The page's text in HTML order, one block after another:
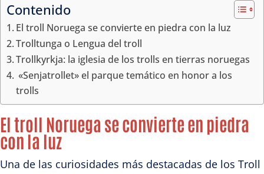
Contenido
El troll Noruega se convierte en piedra con la luz
Trolltunga o Lengua del troll
Trollkyrkja: la iglesia de los trolls en tierras noruegas
«Senjatrollet» el parque temático en honor a los
trolls
El troll Noruega se convierte en piedra
con la luz
Una de las curiosidades más destacadas de los Troll